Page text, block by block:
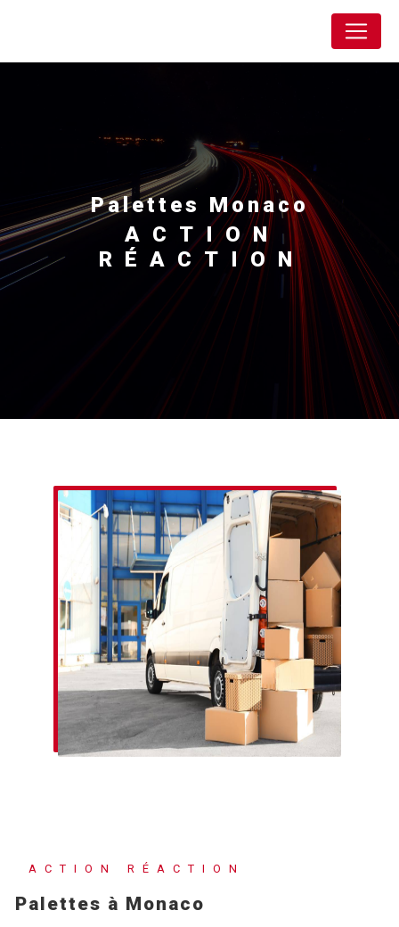
palettes Monaco
ACTION
RÉACTION
ACTION RÉACTION
palettes à Monaco